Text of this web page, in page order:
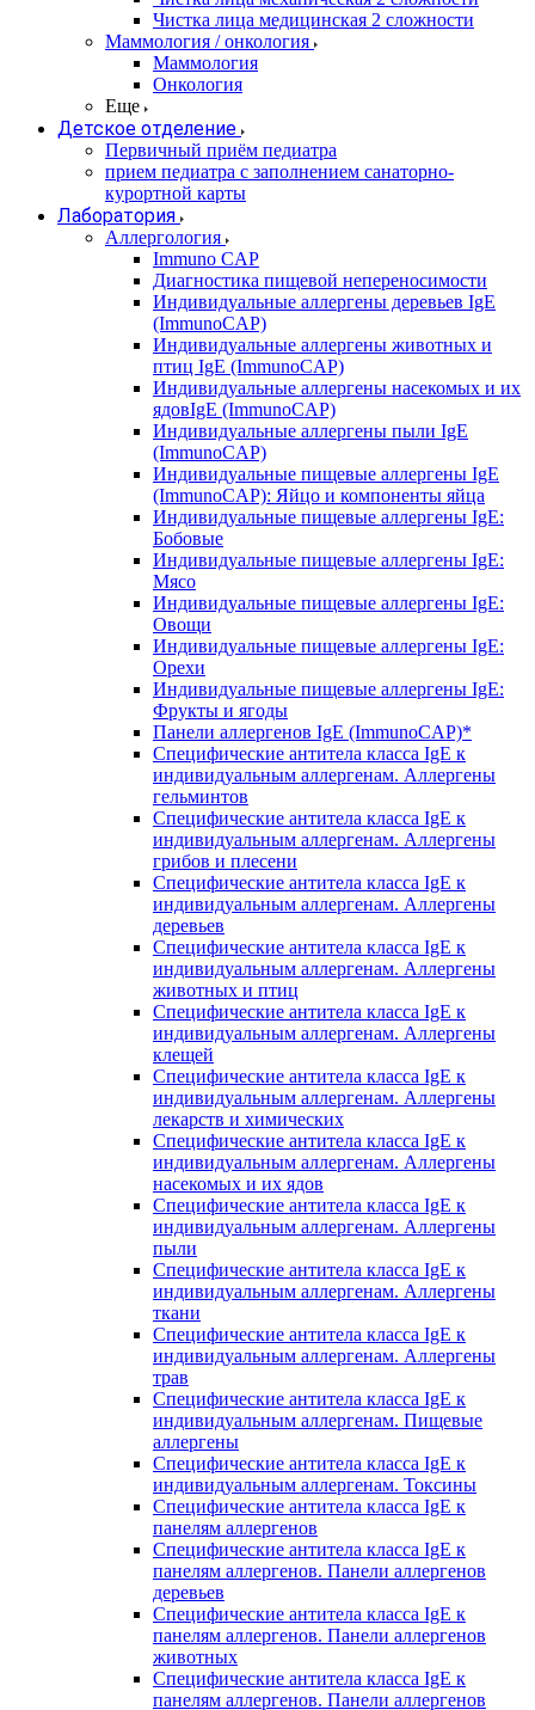
Чистка лица медицинская 2 сложности
Маммология / онкология
Маммология
Онкология
Еще
Детское отделение
Первичный приём педиатра
прием педиатра с заполнением санаторно-
курортной карты
Лаборатория
Аллергология
Immuno CAP
Диагностика пищевой непереносимости
Индивидуальные аллергены деревьев IgE
(ImmunoCAP)
Индивидуальные аллергены животных и
птиц IgE (ImmunoCAP)
Индивидуальные аллергены насекомых и их
ядовIgE (ImmunoCAP)
Индивидуальные аллергены пыли IgE
(ImmunoCAP)
Индивидуальные пищевые аллергены IgE
(ImmunoCAP): Яйцо и компоненты яйца
Индивидуальные пищевые аллергены IgE:
Бобовые
Индивидуальные пищевые аллергены IgE:
Мясо
Индивидуальные пищевые аллергены IgE:
Овощи
Индивидуальные пищевые аллергены IgE:
Орехи
Индивидуальные пищевые аллергены IgE:
Фрукты и ягоды
Панели аллергенов IgE (ImmunoCAP)*
Специфические антитела класса IgE к
индивидуальным аллергенам. Аллергены
гельминтов
Специфические антитела класса IgE к
индивидуальным аллергенам. Аллергены
грибов и плесени
Специфические антитела класса IgE к
индивидуальным аллергенам. Аллергены
деревьев
Специфические антитела класса IgE к
индивидуальным аллергенам. Аллергены
животных и птиц
Специфические антитела класса IgE к
индивидуальным аллергенам. Аллергены
клещей
Специфические антитела класса IgE к
индивидуальным аллергенам. Аллергены
лекарств и химических
Специфические антитела класса IgE к
индивидуальным аллергенам. Аллергены
насекомых и их ядов
Специфические антитела класса IgE к
индивидуальным аллергенам. Аллергены
пыли
Специфические антитела класса IgE к
индивидуальным аллергенам. Аллергены
ткани
Специфические антитела класса IgE к
индивидуальным аллергенам. Аллергены
трав
Специфические антитела класса IgE к
индивидуальным аллергенам. Пищевые
аллергены
Специфические антитела класса IgE к
индивидуальным аллергенам. Токсины
Специфические антитела класса IgE к
панелям аллергенов
Специфические антитела класса IgE к
панелям аллергенов. Панели аллергенов
деревьев
Специфические антитела класса IgE к
панелям аллергенов. Панели аллергенов
животных
Специфические антитела класса IgE к
панелям аллергенов. Панели аллергенов